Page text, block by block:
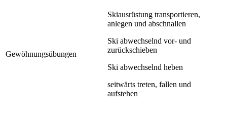
Gewöhnungsübungen
Skiausrüstung transportieren,
anlegen und abschnallen
Ski abwechselnd vor- und
zurückschieben
Ski abwechselnd heben
seitwärts treten, fallen und
aufstehen